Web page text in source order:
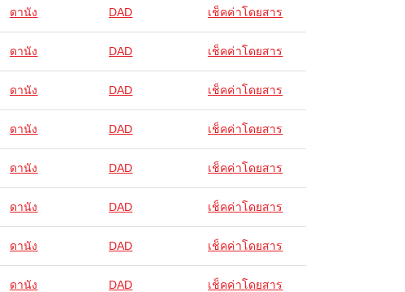
ดานัง DAD เช็คค่าโดยสาร
ดานัง DAD เช็คค่าโดยสาร
ดานัง DAD เช็คค่าโดยสาร
ดานัง DAD เช็คค่าโดยสาร
ดานัง DAD เช็คค่าโดยสาร
ดานัง DAD เช็คค่าโดยสาร
ดานัง DAD เช็คค่าโดยสาร
ดานัง DAD เช็คค่าโดยสาร